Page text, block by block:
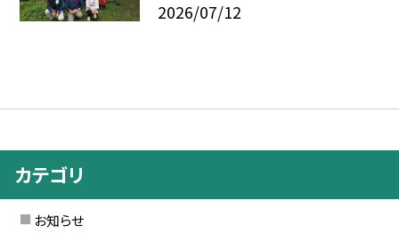
2026/07/12
カテゴリ
お知らせ